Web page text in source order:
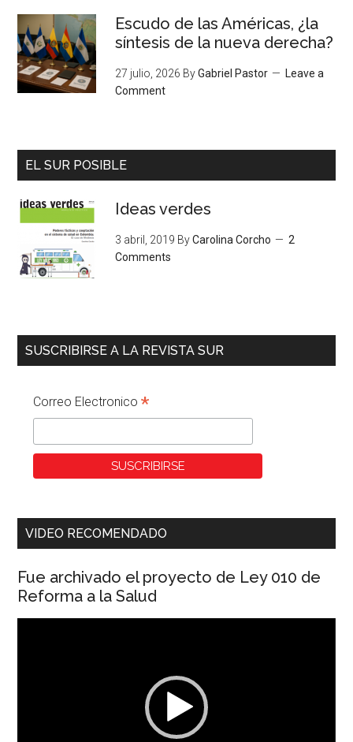
Escudo de las Américas, ¿la
síntesis de la nueva derecha?
27 julio, 2026 ByGabriel Pastor
Leave a
Comment
EL SUR POSIBLE
Ideas verdes
3 abril, 2019 ByCarolina Corcho
2
Comments
SUSCRIBIRSE A LA REVISTA SUR
Correo Electronico*
VIDEO RECOMENDADO
Fue archivado el proyecto de Ley 010 de
Reforma a la Salud